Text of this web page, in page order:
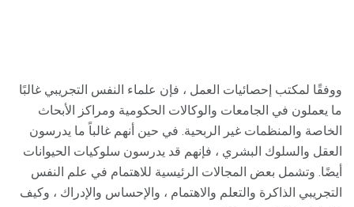
ووفقًا لمكتب إحصائيات العمل ، فإن علماء النفس التجريبي غالبًا
ما يعملون في الجامعات والوكالات الحكومية ومراكز الأبحاث
الخاصة والمنظمات غير الربحية. في حين أنهم غالباً ما يدرسون
العقل والسلوك البشري ، فإنهم قد يدرسون سلوكيات الحيوانات
أيضًا. وتشمل بعض المجالات الرئيسية للاهتمام في علم النفس
التجريبي الذاكرة والتعلم والاهتمام ، والإحساس والإدراك ، وكيف